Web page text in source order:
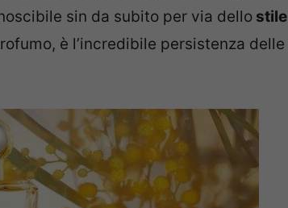
sin da subito per via dello stile
è l’incredibile persistenza delle